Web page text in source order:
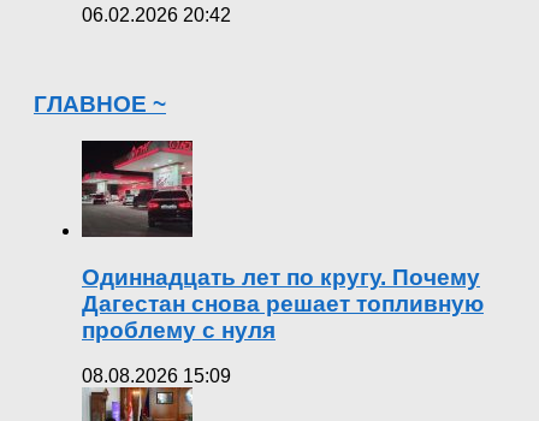
06.02.2026 20:42
ГЛАВНОЕ ~
Одиннадцать лет по кругу. Почему
Дагестан снова решает топливную
проблему с нуля
08.08.2026 15:09